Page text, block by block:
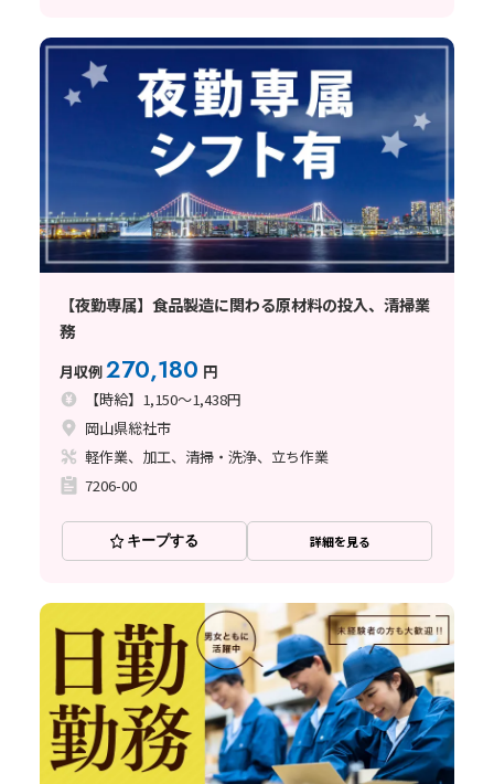
【夜勤専属】食品製造に関わる原材料の投入、清掃業
務
月収例270,180 円
【時給】1,150～1,438円
岡山県総社市
軽作業、加工、清掃・洗浄、立ち作業
7206-00
キープする 詳細を見る